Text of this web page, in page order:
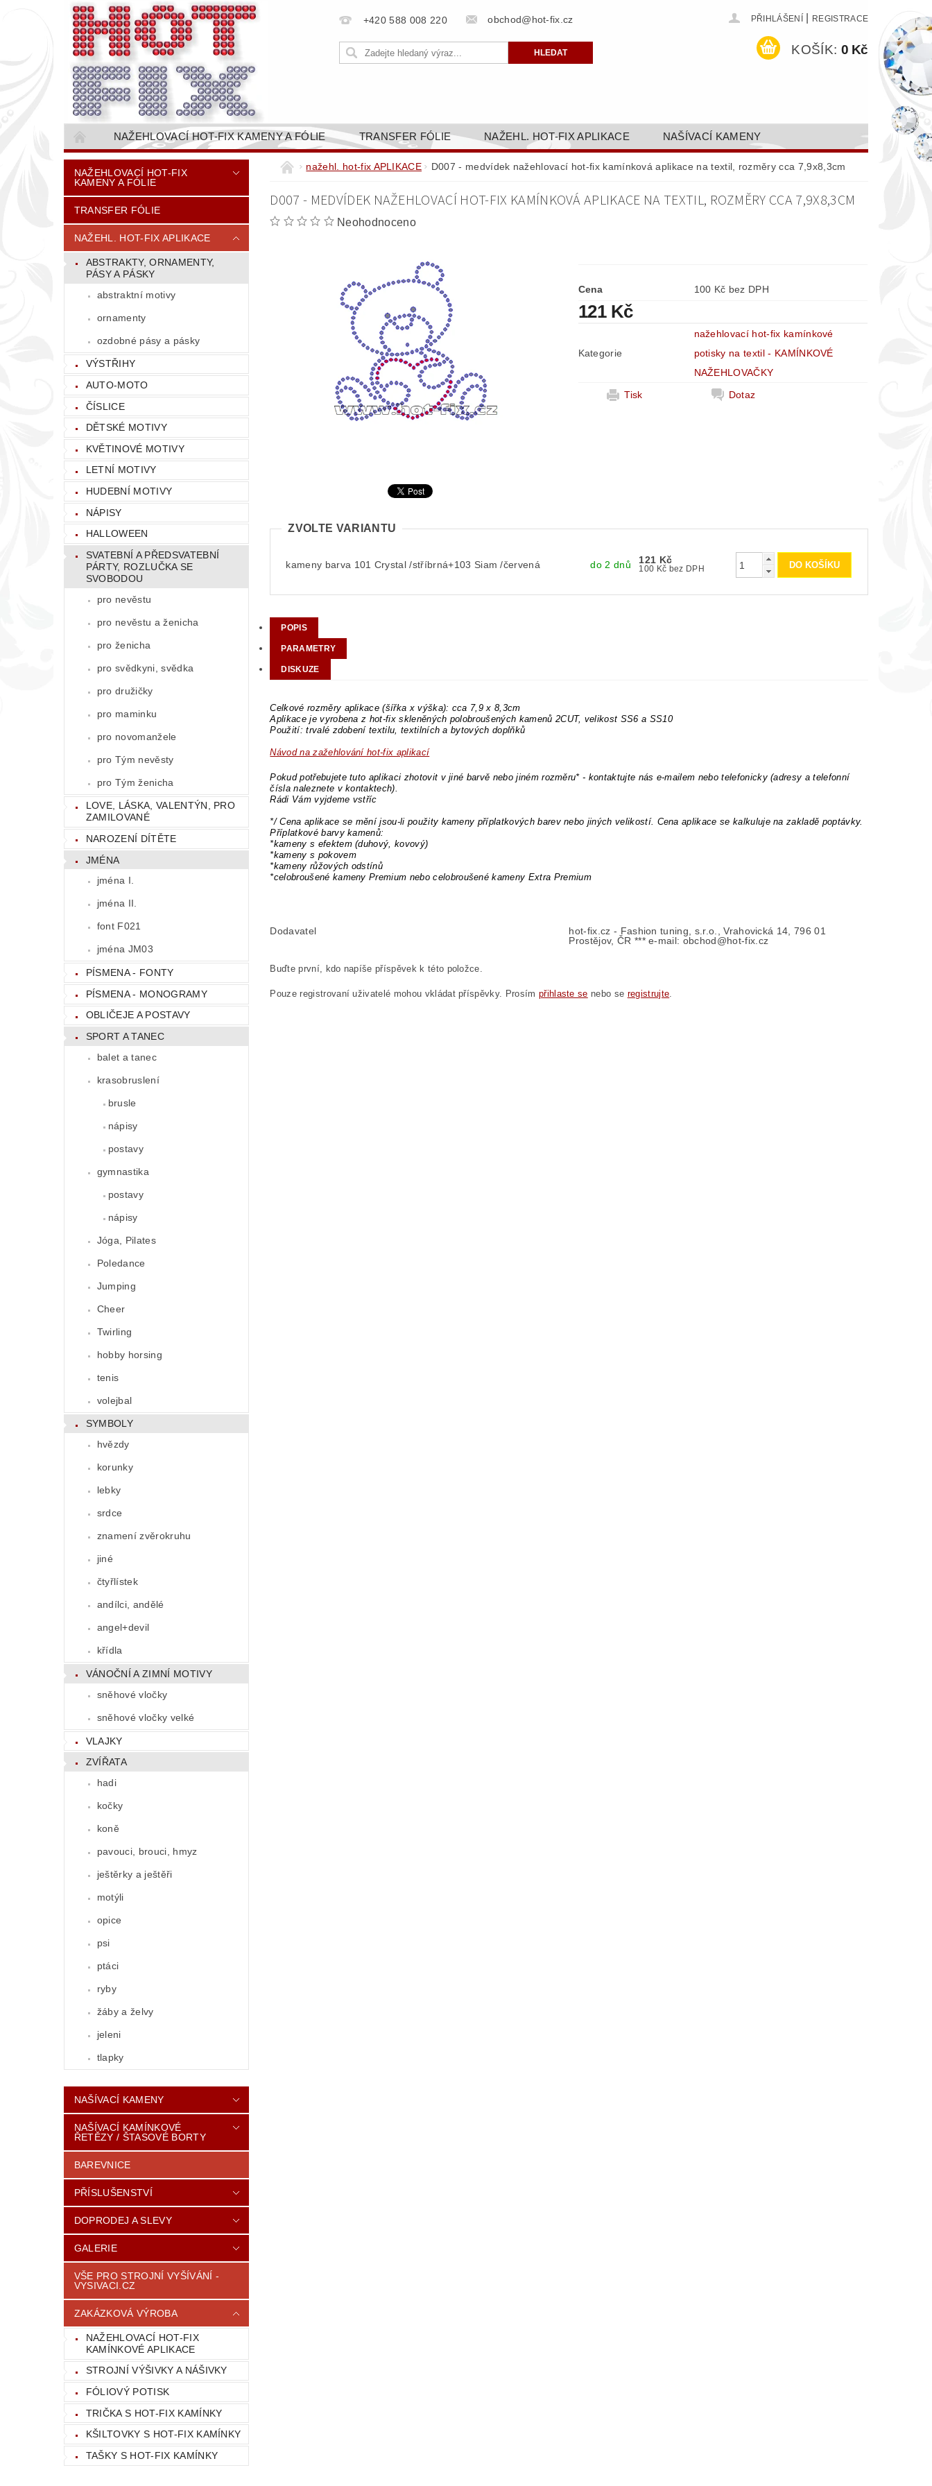
+420 588 008 220 obchod@hot-fix.cz PŘIHLÁŠENÍ REGISTRACE
KOŠÍK: 0 Kč
NAŽEHLOVACÍ HOT-FIX KAMENY A FÓLIE TRANSFER FÓLIE NAŽEHL. HOT-FIX APLIKACE NAŠÍVACÍ KAMENY
NAŠÍVACÍ KAMÍNKOVÉ ŘETĚZY / ŠTASOVÉ BORTY BAREVNICE PŘÍSLUŠENSTVÍ DOPRODEJ A SLEVY GALERIE
VŠE PRO STROJNÍ VYŠÍVÁNÍ - VYSIVACI.CZ
BAREVNICE KAMENŮ
CENÍK DOPRAVY (NÁKLADŮ EXPEDICE) PLATNÝ OD 14. 1.2025
NAŽEHLOVACÍ HOT-FIX
KAMENY A FÓLIE
TRANSFER FÓLIE
NAŽEHL. HOT-FIX APLIKACE
ABSTRAKTY, ORNAMENTY,
PÁSY A PÁSKY
abstraktní motivy
ornamenty
ozdobné pásy a pásky
VÝSTŘIHY
AUTO-MOTO
ČÍSLICE
DĚTSKÉ MOTIVY
KVĚTINOVÉ MOTIVY
LETNÍ MOTIVY
HUDEBNÍ MOTIVY
NÁPISY
HALLOWEEN
SVATEBNÍ A PŘEDSVATEBNÍ
PÁRTY, ROZLUČKA SE
SVOBODOU
pro nevěstu
pro nevěstu a ženicha
pro ženicha
pro svědkyni, svědka
pro družičky
pro maminku
pro novomanžele
pro Tým nevěsty
pro Tým ženicha
LOVE, LÁSKA, VALENTÝN, PRO
ZAMILOVANÉ
NAROZENÍ DÍTĚTE
JMÉNA
jména I.
jména II.
font F021
jména JM03
PÍSMENA - FONTY
PÍSMENA - MONOGRAMY
OBLIČEJE A POSTAVY
SPORT A TANEC
balet a tanec
krasobruslení
brusle
nápisy
postavy
gymnastika
postavy
nápisy
Jóga, Pilates
Poledance
Jumping
Cheer
Twirling
hobby horsing
tenis
volejbal
SYMBOLY
hvězdy
korunky
lebky
srdce
znamení zvěrokruhu
jiné
čtyřlístek
andílci, andělé
angel+devil
křídla
VÁNOČNÍ A ZIMNÍ MOTIVY
sněhové vločky
sněhové vločky velké
VLAJKY
ZVÍŘATA
hadi
kočky
koně
pavouci, brouci, hmyz
ještěrky a ještěři
motýli
opice
psi
ptáci
ryby
žáby a želvy
jeleni
tlapky
NAŠÍVACÍ KAMENY
NAŠÍVACÍ KAMÍNKOVÉ
ŘETĚZY / ŠTASOVÉ BORTY
BAREVNICE
PŘÍSLUŠENSTVÍ
DOPRODEJ A SLEVY
GALERIE
VŠE PRO STROJNÍ VYŠÍVÁNÍ -
VYSIVACI.CZ
ZAKÁZKOVÁ VÝROBA
NAŽEHLOVACÍ HOT-FIX
KAMÍNKOVÉ APLIKACE
STROJNÍ VÝŠIVKY A NÁŠIVKY
FÓLIOVÝ POTISK
TRIČKA S HOT-FIX KAMÍNKY
KŠILTOVKY S HOT-FIX KAMÍNKY
TAŠKY S HOT-FIX KAMÍNKY
nažehl. hot-fix APLIKACE D007 - medvídek nažehlovací hot-fix kamínková aplikace na textil, rozměry cca 7,9x8,3cm
D007 - MEDVÍDEK NAŽEHLOVACÍ HOT-FIX KAMÍNKOVÁ APLIKACE NA TEXTIL, ROZMĚRY CCA 7,9X8,3CM
Neohodnoceno
Cena 100 Kč bez DPH
121 Kč
Kategorie
nažehlovací hot-fix kamínkové
potisky na textil - KAMÍNKOVÉ
NAŽEHLOVAČKY
Tisk
Dotaz
ZVOLTE VARIANTU
kameny barva 101 Crystal /stříbrná+103 Siam /červená do 2 dnů 121 Kč
100 Kč bez DPH
POPIS
PARAMETRY
DISKUZE
Celkové rozměry aplikace (šířka x výška): cca 7,9 x 8,3cm
Aplikace je vyrobena z hot-fix skleněných polobroušených kamenů 2CUT, velikost SS6 a SS10
Použití: trvalé zdobení textilu, textilních a bytových doplňků
Návod na zažehlování hot-fix aplikací
Pokud potřebujete tuto aplikaci zhotovit v jiné barvě nebo jiném rozměru* - kontaktujte nás e-mailem nebo telefonicky (adresy a telefonní
čísla naleznete v kontaktech).
Rádi Vám vyjdeme vstříc
*/ Cena aplikace se mění jsou-li použity kameny příplatkových barev nebo jiných velikostí. Cena aplikace se kalkuluje na zakladě poptávky.
Příplatkové barvy kamenů:
*kameny s efektem (duhový, kovový)
*kameny s pokovem
*kameny růžových odstínů
*celobroušené kameny Premium nebo celobroušené kameny Extra Premium
Dodavatel
hot-fix.cz - Fashion tuning, s.r.o., Vrahovická 14, 796 01
Prostějov, ČR *** e-mail: obchod@hot-fix.cz
Buďte první, kdo napíše příspěvek k této položce.
Pouze registrovaní uživatelé mohou vkládat příspěvky. Prosím přihlaste se nebo se registrujte.